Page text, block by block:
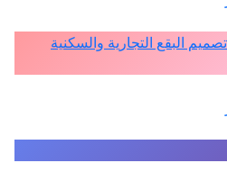
البقع التجارية والسكنية